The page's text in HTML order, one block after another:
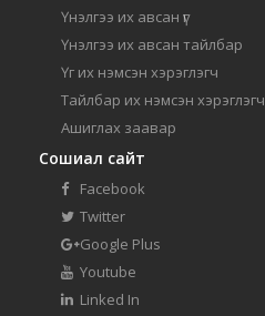
Үнэлгээ их авсан үг
Үнэлгээ их авсан тайлбар
Үг их нэмсэн хэрэглэгч
Тайлбар их нэмсэн хэрэглэгч
Ашиглах заавар
Сошиал сайт
Facebook
Twitter
Google Plus
Youtube
Linked In